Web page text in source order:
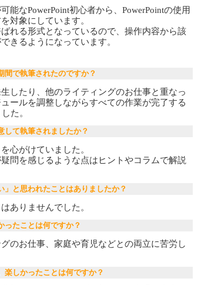
能なPowerPoint初心者から、PowerPointの使用
対象にしています。
れる形式となっているので、操作内容から該
きるようになっています。
で執筆されたのですか？
したり、他のライティングのお仕事と重なっ
ールを調整しながらすべての作業が完了する
た。
て執筆されましたか？
心がけていました。
問を感じるような点はヒントやコラムで解説
と思われたことはありましたか？
ありませんでした。
たことは何ですか？
のお仕事、家庭や育児などとの両立に苦労し
しかったことは何ですか？